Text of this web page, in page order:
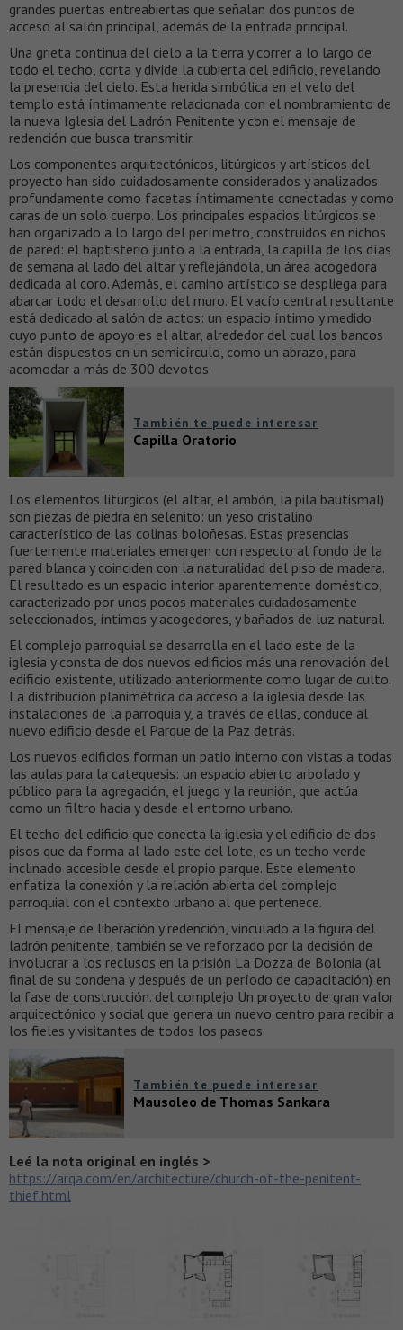
grandes puertas entreabiertas que señalan dos puntos de
acceso al salón principal, además de la entrada principal.
Una grieta continua del cielo a la tierra y correr a lo largo de
todo el techo, corta y divide la cubierta del edificio, revelando
la presencia del cielo. Esta herida simbólica en el velo del
templo está íntimamente relacionada con el nombramiento de
la nueva Iglesia del Ladrón Penitente y con el mensaje de
redención que busca transmitir.
Los componentes arquitectónicos, litúrgicos y artísticos del
proyecto han sido cuidadosamente considerados y analizados
profundamente como facetas íntimamente conectadas y como
caras de un solo cuerpo. Los principales espacios litúrgicos se
han organizado a lo largo del perímetro, construidos en nichos
de pared: el baptisterio junto a la entrada, la capilla de los días
de semana al lado del altar y reflejándola, un área acogedora
dedicada al coro. Además, el camino artístico se despliega para
abarcar todo el desarrollo del muro. El vacío central resultante
está dedicado al salón de actos: un espacio íntimo y medido
cuyo punto de apoyo es el altar, alrededor del cual los bancos
están dispuestos en un semicírculo, como un abrazo, para
acomodar a más de 300 devotos.
También te puede interesar
Capilla Oratorio
Los elementos litúrgicos (el altar, el ambón, la pila bautismal)
son piezas de piedra en selenito: un yeso cristalino
característico de las colinas boloñesas. Estas presencias
fuertemente materiales emergen con respecto al fondo de la
pared blanca y coinciden con la naturalidad del piso de madera.
El resultado es un espacio interior aparentemente doméstico,
caracterizado por unos pocos materiales cuidadosamente
seleccionados, íntimos y acogedores, y bañados de luz natural.
El complejo parroquial se desarrolla en el lado este de la
iglesia y consta de dos nuevos edificios más una renovación del
edificio existente, utilizado anteriormente como lugar de culto.
La distribución planimétrica da acceso a la iglesia desde las
instalaciones de la parroquia y, a través de ellas, conduce al
nuevo edificio desde el Parque de la Paz detrás.
Los nuevos edificios forman un patio interno con vistas a todas
las aulas para la catequesis: un espacio abierto arbolado y
público para la agregación, el juego y la reunión, que actúa
como un filtro hacia y desde el entorno urbano.
El techo del edificio que conecta la iglesia y el edificio de dos
pisos que da forma al lado este del lote, es un techo verde
inclinado accesible desde el propio parque. Este elemento
enfatiza la conexión y la relación abierta del complejo
parroquial con el contexto urbano al que pertenece.
El mensaje de liberación y redención, vinculado a la figura del
ladrón penitente, también se ve reforzado por la decisión de
involucrar a los reclusos en la prisión La Dozza de Bolonia (al
final de su condena y después de un período de capacitación) en
la fase de construcción. del complejo Un proyecto de gran valor
arquitectónico y social que genera un nuevo centro para recibir a
los fieles y visitantes de todos los paseos.
También te puede interesar
Mausoleo de Thomas Sankara
Leé la nota original en inglés >
https://arqa.com/en/architecture/church-of-the-penitent-
thief.html